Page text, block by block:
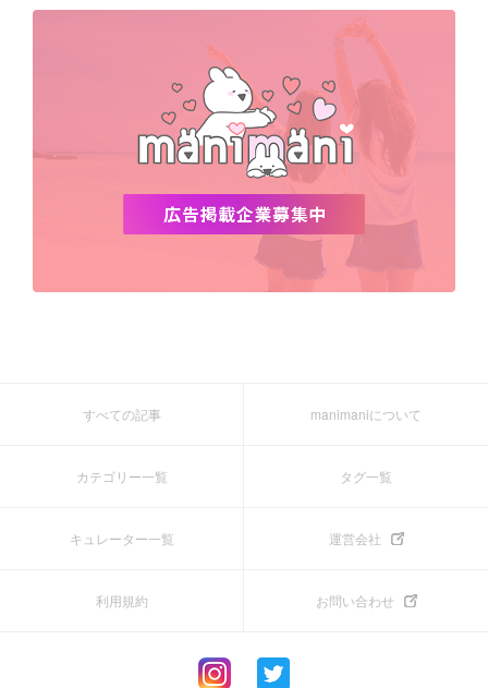
すべての記事 manimaniについて
カテゴリー一覧 タグ一覧
キュレーター一覧 運営会社
利用規約 お問い合わせ